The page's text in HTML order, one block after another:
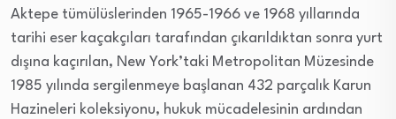
Aktepe tümülüslerinden 1965-1966 ve 1968 yıllarında
tarihi eser kaçakçıları tarafından çıkarıldıktan sonra yurt
dışına kaçırılan, New York’taki Metropolitan Müzesinde
1985 yılında sergilenmeye başlanan 432 parçalık Karun
Hazineleri koleksiyonu, hukuk mücadelesinin ardından